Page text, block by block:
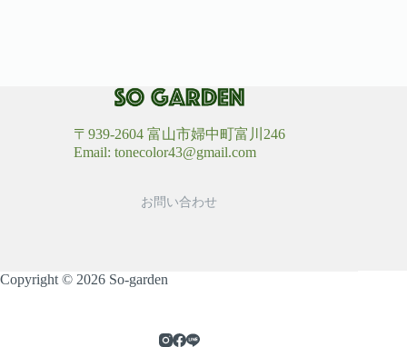
〒939-2604 富山市婦中町富川246
Email: tonecolor43@gmail.com
お問い合わせ
Copyright © 2026 So-garden